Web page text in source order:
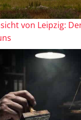
von Leipzig: